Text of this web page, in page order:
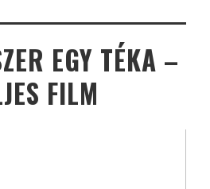
EGY TÉKA –
FILM